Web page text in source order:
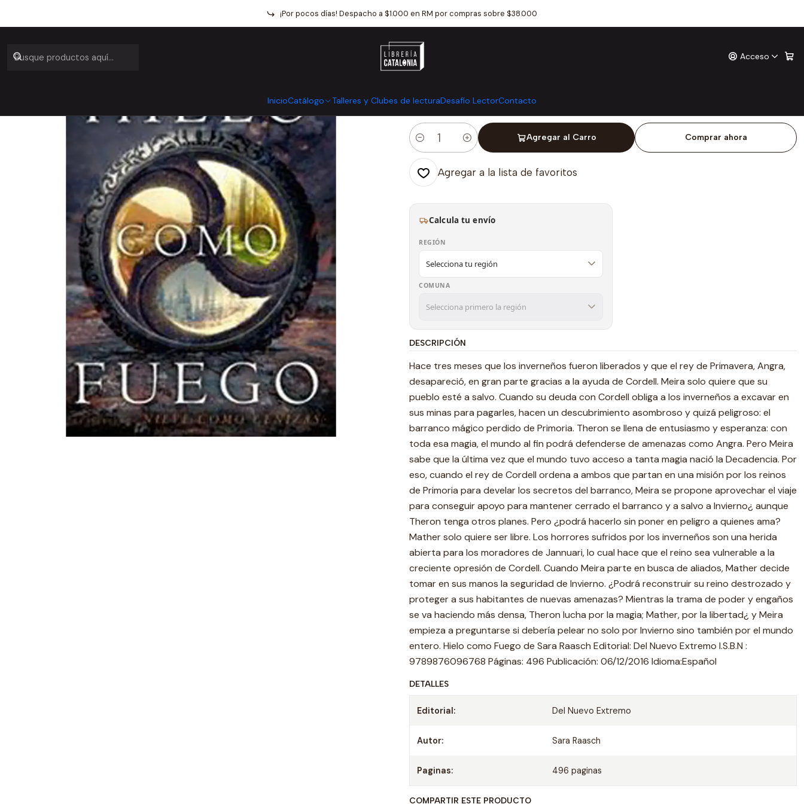
Acceso
InicioCatálogo Talleres y Clubes de lecturaDesafío LectorContacto
¡Por pocos días! Despacho a $1.000 en RM por compras sobre $38.000
Catálogo Libros infantiles y juveniles Literatura Juvenil Hielo Como Fuego
|
Hielo Como Fuego
Mostrar stock de ubicaciones
Cantidad
Agregar al Carro Comprar ahora
Agregar a la lista de favoritos
Calcula tu envío
REGIÓN
COMUNA
DESCRIPCIÓN
Hace tres meses que los inverneños fueron liberados y que el rey de Primavera, Angra,
desapareció, en gran parte gracias a la ayuda de Cordell. Meira solo quiere que su
pueblo esté a salvo. Cuando su deuda con Cordell obliga a los inverneños a excavar en
sus minas para pagarles, hacen un descubrimiento asombroso y quizá peligroso: el
barranco mágico perdido de Primoria. Theron se llena de entusiasmo y esperanza: con
toda esa magia, el mundo al fin podrá defenderse de amenazas como Angra. Pero Meira
sabe que la última vez que el mundo tuvo acceso a tanta magia nació la Decadencia. Por
eso, cuando el rey de Cordell ordena a ambos que partan en una misión por los reinos
de Primoria para develar los secretos del barranco, Meira se propone aprovechar el viaje
para conseguir apoyo para mantener cerrado el barranco y a salvo a Invierno¿ aunque
Theron tenga otros planes. Pero ¿podrá hacerlo sin poner en peligro a quienes ama?
Mather solo quiere ser libre. Los horrores sufridos por los inverneños son una herida
abierta para los moradores de Jannuari, lo cual hace que el reino sea vulnerable a la
creciente opresión de Cordell. Cuando Meira parte en busca de aliados, Mather decide
tomar en sus manos la seguridad de Invierno. ¿Podrá reconstruir su reino destrozado y
proteger a sus habitantes de nuevas amenazas? Mientras la trama de poder y engaños
se va haciendo más densa, Theron lucha por la magia; Mather, por la libertad¿ y Meira
empieza a preguntarse si debería pelear no solo por Invierno sino también por el mundo
entero. Hielo como Fuego de Sara Raasch Editorial: Del Nuevo Extremo I.S.B.N :
9789876096768 Páginas: 496 Publicación: 06/12/2016 Idioma:Español
DETALLES
Editorial: Del Nuevo Extremo
Autor: Sara Raasch
Paginas: 496 paginas
COMPARTIR ESTE PRODUCTO